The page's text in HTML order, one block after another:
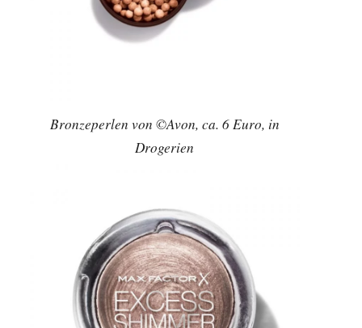
Bronzeperlen von ©Avon, ca. 6 Euro, in
Drogerien